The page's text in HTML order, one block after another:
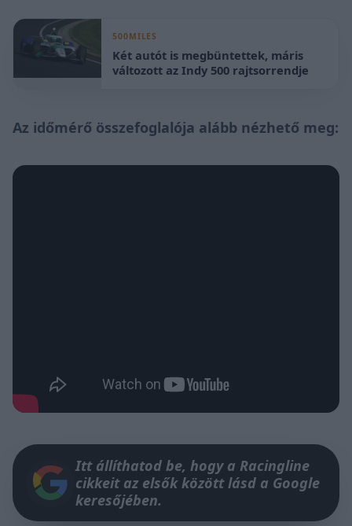
500MILES
Két autót is megbüntettek, máris
változott az Indy 500 rajtsorrendje
Az időmérő összefoglalója alább nézhető meg:
Itt állíthatod be, hogy a Racingline
cikkeit az elsők között lásd a Google
keresőjében.